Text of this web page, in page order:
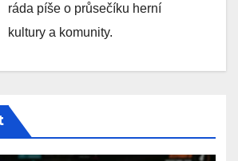
ráda píše o průsečíku herní
kultury a komunity.